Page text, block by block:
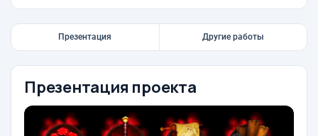
Презентация Другие работы
Презентация проекта